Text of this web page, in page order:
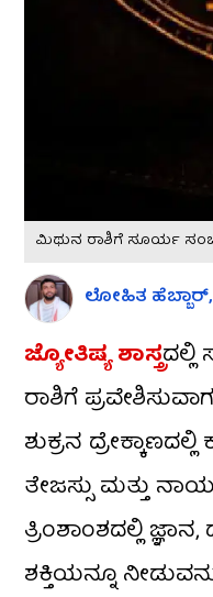
ಮಿಥುನ ರಾಶಿಗೆ ಸೂರ್ಯ
ಲೋಹಿತ
ಜ್ಯೋತಿಷ್ಯ ಶಾಸ್ತ್ರ
ರಾಶಿಗೆ
ಶುಕ್ರನ
ತೇಜಸ್ಸು ಮತ್ತು
ತ್ರಿಂಶಾಂಶದಲ್ಲಿ
ಶಕ್ತಿಯನ್ನೂ